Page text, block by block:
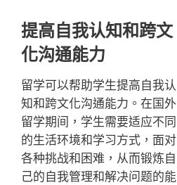
提高自我认知和跨文
化沟通能力
留学可以帮助学生提高自我认
知和跨文化沟通能力。在国外
留学期间，学生需要适应不同
的生活环境和学习方式，面对
各种挑战和困难，从而锻炼自
己的自我管理和解决问题的能